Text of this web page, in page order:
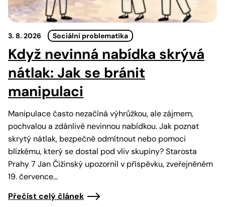
3. 8. 2026 Sociální problematika
Když nevinná nabídka skrývá
nátlak: Jak se bránit
manipulaci
Manipulace často nezačíná výhrůžkou, ale zájmem,
pochvalou a zdánlivě nevinnou nabídkou. Jak poznat
skrytý nátlak, bezpečně odmítnout nebo pomoci
blízkému, který se dostal pod vliv skupiny? Starosta
Prahy 7 Jan Čižinský upozornil v příspěvku, zveřejněném
19. července…
Přečíst celý článek